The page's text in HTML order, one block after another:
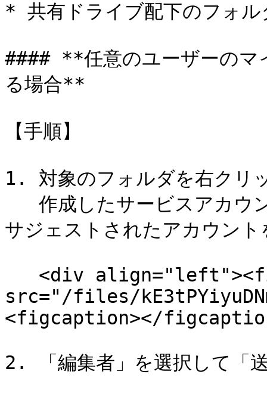
* 共有ドライブ配下のフォル
#### **任意のユーザーのマ
る場合**
【手順】
1. 対象のフォルダを右クリ
サジェストされたアカウント
src="/files/
<figcaption></
2. 「編集者」を選択して「